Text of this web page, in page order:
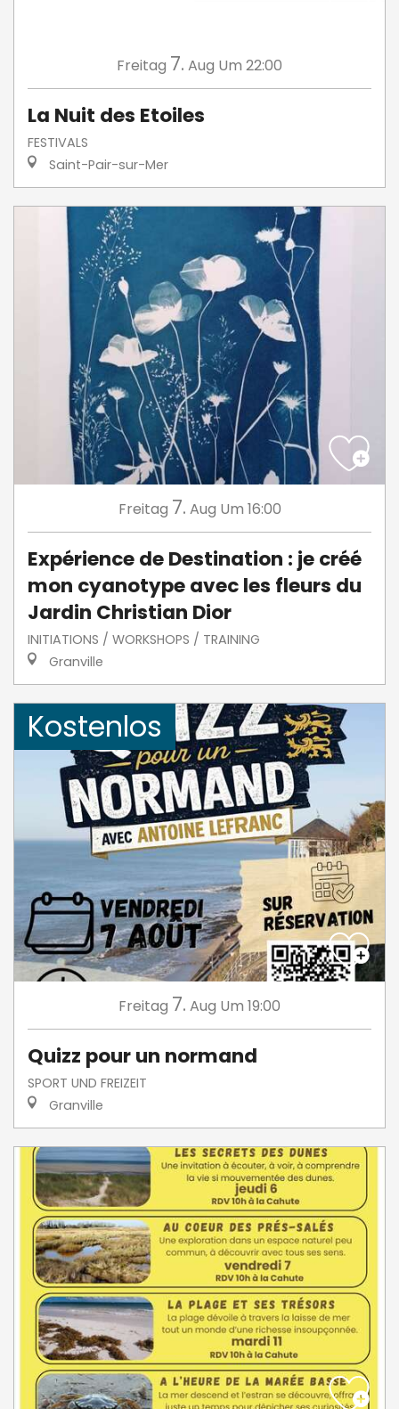
Freitag 7. Aug Um 22:00
La Nuit des Etoiles
FESTIVALS
Saint-Pair-sur-Mer
Freitag 7. Aug Um 16:00
Expérience de Destination : je créé
mon cyanotype avec les fleurs du
Jardin Christian Dior
INITIATIONS / WORKSHOPS / TRAINING
Granville
Kostenlos
Freitag 7. Aug Um 19:00
Quizz pour un normand
SPORT UND FREIZEIT
Granville